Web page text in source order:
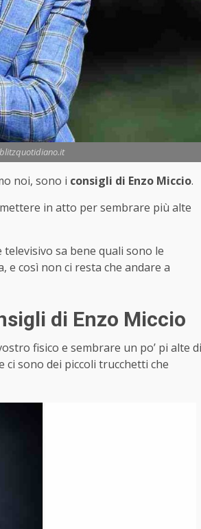
noi, sono i consigli di Enzo Miccio.
in atto per sembrare più alte
sa bene quali sono le
così non ci resta che andare a
di Enzo Miccio
fisico e sembrare un po’ pi alte di
ci sono dei piccoli trucchetti che